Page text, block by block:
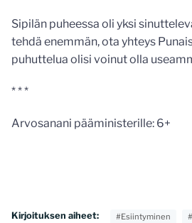
Sipilän puheessa oli yksi
tehdä enemmän, ota yhteys
puhuttelua olisi voinut olla
* * *
Arvosanani pääministerille: 6+
Kirjoituksen aiheet: #Esiintyminen